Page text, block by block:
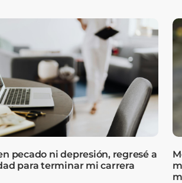
Jesús.
pecado ni depresión, regresé a
para terminar mi carrera